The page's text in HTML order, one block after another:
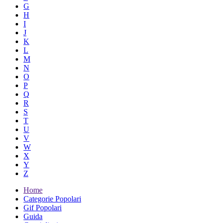
G
H
I
J
K
L
M
N
O
P
Q
R
S
T
U
V
W
X
Y
Z
Home
Categorie Popolari
Gif Popolari
Guida